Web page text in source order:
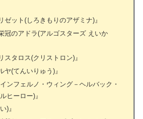
ゼット(しろきもりのアザミナ)』
冠のアドラ(アルゴスターズ えいか
スタロス(クリストロン)』
ヤ(てんいりゅう)』
ンフェルノ・ウィング－ヘルバック・
ヒーロー)』
)』